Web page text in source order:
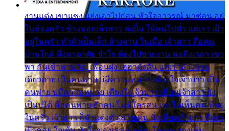
งานแต่ง เขาแซง แย่งเอาไปก่อน หัวใจอาวรณ์ มาซ่อน อยู่
ในห้องครัว ข้างนอกเจ้าสาว ส่งยิ้ม ให้คนไปทั่ว แต่เรา เฝ้า
อยู่ในครัว ทำตัวเป็นเด็ก ล้างจาน ในเมื่อ เจ้าสาว คือคน
บ้านใกล้ พึ่งพาอาศัย จำใจ ต้องไปช่วยงาน พอถึงเวลา เขา
พา กันเข้าพาขวัญ เพื่อนฝูง เฮฮาดังลั่น แต่เราล้างจาน
เดียวดาย เป็นคนพ่าย บ่มีความหมาย เคียงใจเจ้าบ่าว เป็น
คนพ่าย บ่มีความหมาย เคียงใจเจ้าบ่าว เพื่อนเจ้าสาว ยัง
เป็นบ่ได้ คือคนพ่าย ฮักคน ไม่มีใครสน เขาไม่เห็นคน ที่อยู่
ในครัว เจ้าสาว ก็มัวแต่งตัว สวยเด่น นั่งเคียงเจ้าบ่าว ที่เขา